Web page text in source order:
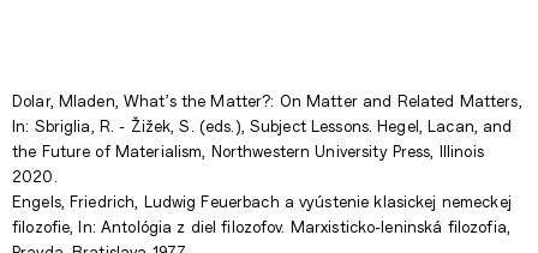
Dolar, Mladen, What’s the Matter?: On Matter and Related Matters,
In: Sbriglia, R. - Žižek, S. (eds.), Subject Lessons. Hegel, Lacan, and
the Future of Materialism, Northwestern University Press, Illinois
2020.
Engels, Friedrich, Ludwig Feuerbach a vyústenie klasickej nemeckej
filozofie, In: Antológia z diel filozofov. Marxisticko-leninská filozofia,